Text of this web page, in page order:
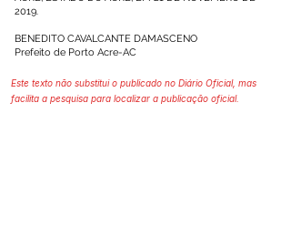
2019.
BENEDITO CAVALCANTE DAMASCENO
Prefeito de Porto Acre-AC
Este texto não substitui o publicado no Diário Oficial, mas
facilita a pesquisa para localizar a publicação oficial.